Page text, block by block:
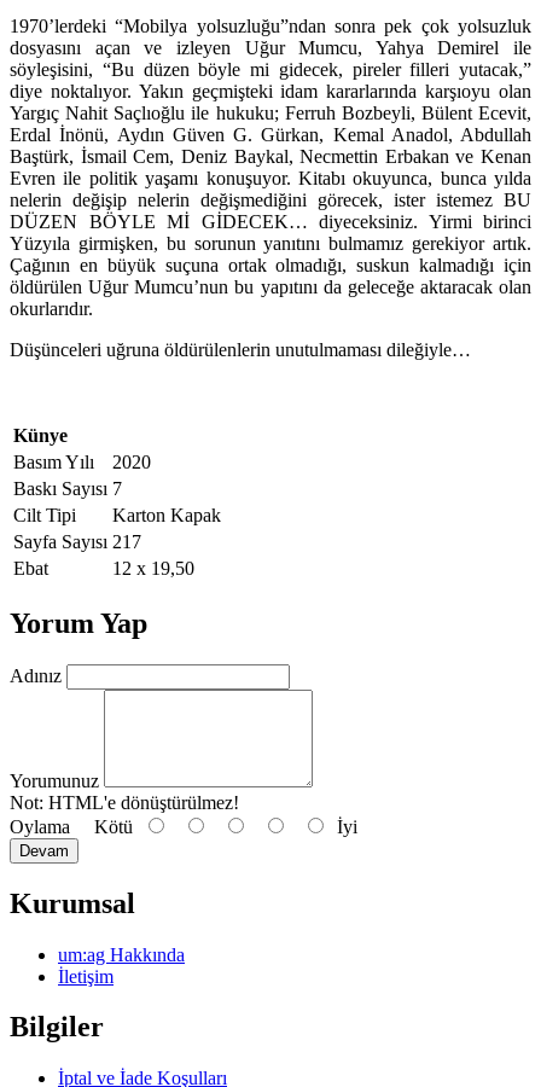
1970’lerdeki “Mobilya yolsuzluğu”ndan sonra pek çok yolsuzluk
dosyasını açan ve izleyen Uğur Mumcu, Yahya Demirel ile
söyleşisini, “Bu düzen böyle mi gidecek, pireler filleri yutacak,”
diye noktalıyor. Yakın geçmişteki idam kararlarında karşıoyu olan
Yargıç Nahit Saçlıoğlu ile hukuku; Ferruh Bozbeyli, Bülent Ecevit,
Erdal İnönü, Aydın Güven G. Gürkan, Kemal Anadol, Abdullah
Baştürk, İsmail Cem, Deniz Baykal, Necmettin Erbakan ve Kenan
Evren ile politik yaşamı konuşuyor. Kitabı okuyunca, bunca yılda
nelerin değişip nelerin değişmediğini görecek, ister istemez BU
DÜZEN BÖYLE Mİ GİDECEK… diyeceksiniz. Yirmi birinci
Yüzyıla girmişken, bu sorunun yanıtını bulmamız gerekiyor artık.
Çağının en büyük suçuna ortak olmadığı, suskun kalmadığı için
öldürülen Uğur Mumcu’nun bu yapıtını da geleceğe aktaracak olan
okurlarıdır.
Düşünceleri uğruna öldürülenlerin unutulmaması dileğiyle…
Künye
Basım Yılı
2020
Baskı Sayısı 7
Cilt Tipi
Karton Kapak
Sayfa Sayısı 217
Ebat
12 x 19,50
Yorum Yap
Adınız
Yorumunuz
Not: HTML'e dönüştürülmez!
Oylama Kötü İyi
Devam
Kurumsal
um:ag Hakkında
İletişim
Bilgiler
İptal ve İade Koşulları